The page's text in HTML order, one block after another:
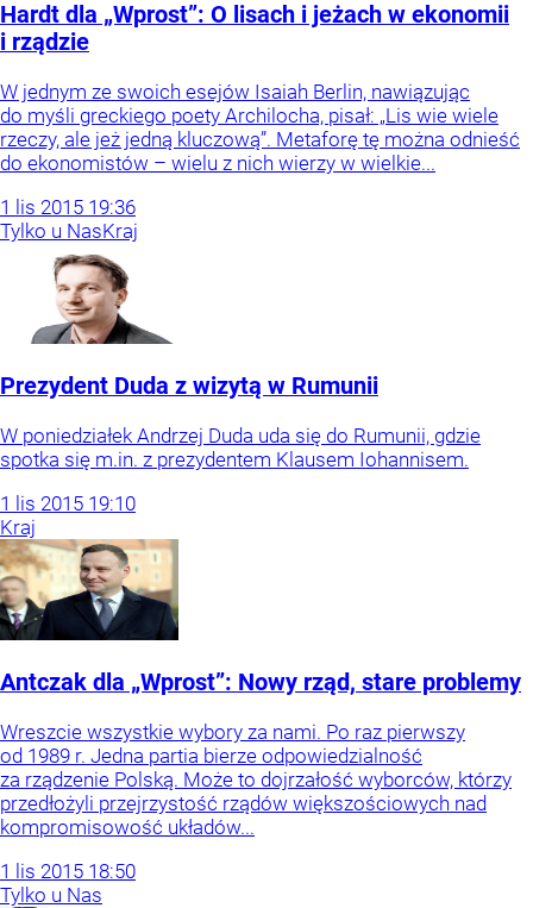
Hardt dla „Wprost”: O lisach i jeżach w ekonomii
i rządzie
W jednym ze swoich esejów Isaiah Berlin, nawiązując
do myśli greckiego poety Archilocha, pisał: „Lis wie wiele
rzeczy, ale jeż jedną kluczową”. Metaforę tę można odnieść
do ekonomistów – wielu z nich wierzy w wielkie...
1 lis 2015 19:36
Tylko u NasKraj
Prezydent Duda z wizytą w Rumunii
W poniedziałek Andrzej Duda uda się do Rumunii, gdzie
spotka się m.in. z prezydentem Klausem Iohannisem.
1 lis 2015 19:10
Kraj
Antczak dla „Wprost”: Nowy rząd, stare problemy
Wreszcie wszystkie wybory za nami. Po raz pierwszy
od 1989 r. Jedna partia bierze odpowiedzialność
za rządzenie Polską. Może to dojrzałość wyborców, którzy
przedłożyli przejrzystość rządów większościowych nad
kompromisowość układów...
1 lis 2015 18:50
Tylko u Nas